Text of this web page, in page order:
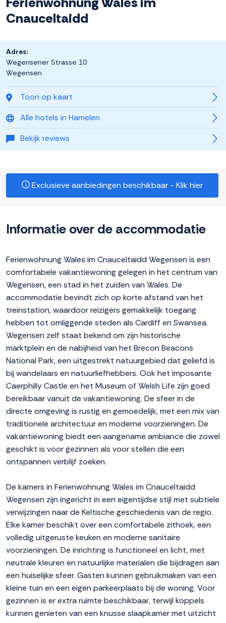
Cnauceltaidd
Toon op kaart
Alle hotels in Hamelen
Bekijk reviews
Adres:
Wegensener Strasse 10
Wegensen
Exclusieve aanbiedingen beschikbaar - Klik hier
Informatie over de accommodatie
Ferienwohnung Wales im Cnauceltaidd Wegensen is een
comfortabele vakantiewoning gelegen in het centrum van
Wegensen, een stad in het zuiden van Wales. De
accommodatie bevindt zich op korte afstand van het
treinstation, waardoor reizigers gemakkelijk toegang
hebben tot omliggende steden als Cardiff en Swansea.
Wegensen zelf staat bekend om zijn historische
marktplein en de nabijheid van het Brecon Beacons
National Park, een uitgestrekt natuurgebied dat geliefd is
bij wandelaars en natuurliefhebbers. Ook het imposante
Caerphilly Castle en het Museum of Welsh Life zijn goed
bereikbaar vanuit de vakantiewoning. De sfeer in de
directe omgeving is rustig en gemoedelijk, met een mix van
traditionele architectuur en moderne voorzieningen. De
vakantiewoning biedt een aangename ambiance die zowel
geschikt is voor gezinnen als voor stellen die een
ontspannen verblijf zoeken.
De kamers in Ferienwohnung Wales im Cnauceltaidd
Wegensen zijn ingericht in een eigentijdse stijl met subtiele
verwijzingen naar de Keltische geschiedenis van de regio.
Elke kamer beschikt over een comfortabele zithoek, een
volledig uitgeruste keuken en moderne sanitaire
voorzieningen. De inrichting is functioneel en licht, met
neutrale kleuren en natuurlijke materialen die bijdragen aan
een huiselijke sfeer. Gasten kunnen gebruikmaken van een
kleine tuin en een eigen parkeerplaats bij de woning. Voor
gezinnen is er extra ruimte beschikbaar, terwijl koppels
kunnen genieten van een knusse slaapkamer met uitzicht